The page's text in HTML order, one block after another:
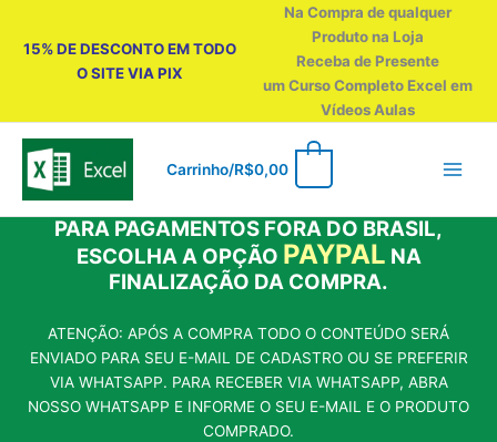
15% DE DESCONTO EM TODO
O SITE VIA PIX
Na Compra de qualquer
Produto na Loja
Receba de Presente
um Curso Completo Excel em
Vídeos Aulas
Carrinho/R$0,00
PARA PAGAMENTOS FORA DO BRASIL,
ESCOLHA A OPÇÃO PAYPAL NA
FINALIZAÇÃO DA COMPRA.
ATENÇÃO: APÓS A COMPRA TODO O CONTEÚDO SERÁ
ENVIADO PARA SEU E-MAIL DE CADASTRO OU SE PREFERIR
VIA WHATSAPP. PARA RECEBER VIA WHATSAPP, ABRA
NOSSO WHATSAPP E INFORME O SEU E-MAIL E O PRODUTO
COMPRADO.